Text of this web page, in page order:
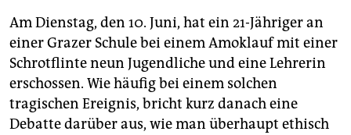
epaper login
Am Dienstag, den 10. Juni, hat ein 21-Jähriger an
einer Grazer Schule bei einem Amoklauf mit einer
Schrotflinte neun Jugendliche und eine Lehrerin
erschossen. Wie häufig bei einem solchen
tragischen Ereignis, bricht kurz danach eine
Debatte darüber aus, wie man überhaupt ethisch